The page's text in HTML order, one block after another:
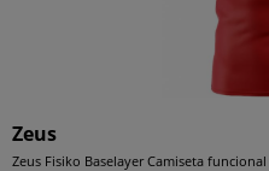
Zeus
Zeus Fisiko Baselayer Camiseta